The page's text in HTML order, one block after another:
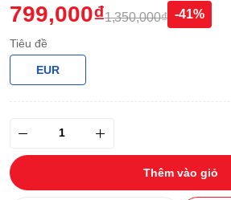
799,000₫1,350,000₫ -41%
Tiêu đề
EUR
Thêm vào giỏ